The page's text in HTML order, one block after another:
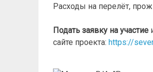
Расходы на перелёт,
Подать заявку на участие
сайте проекта: https://